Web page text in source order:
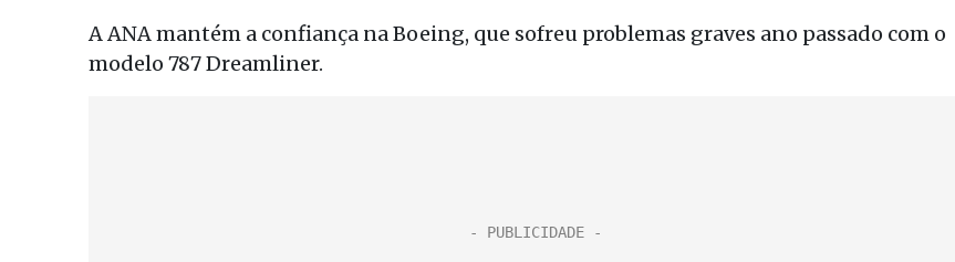
A ANA mantém a confiança na Boeing, que sofreu problemas graves ano passado com o
modelo 787 Dreamliner.